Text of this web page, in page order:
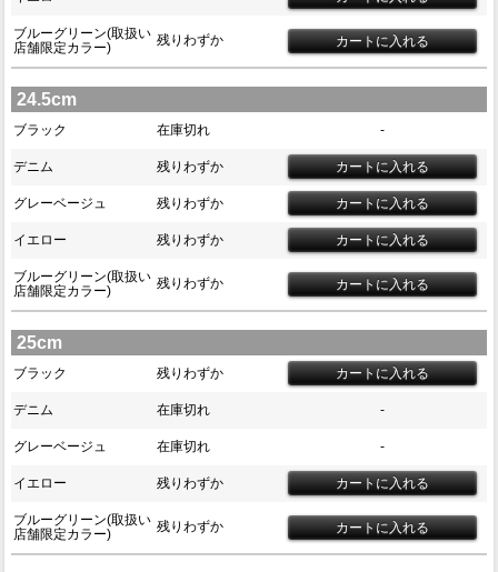
ブルーグリーン(取扱い
店舗限定カラー)
残りわずか
24.5cm
ブラック 在庫切れ -
デニム 残りわずか
グレーベージュ 残りわずか
イエロー 残りわずか
ブルーグリーン(取扱い
店舗限定カラー)
残りわずか
25cm
ブラック 残りわずか
デニム 在庫切れ -
グレーベージュ 在庫切れ -
イエロー 残りわずか
ブルーグリーン(取扱い
店舗限定カラー)
残りわずか